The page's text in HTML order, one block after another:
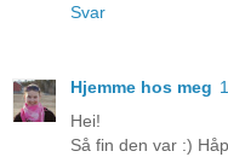
Svar
Hjemme hos meg
Hei!
Så fin den var :)